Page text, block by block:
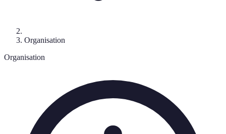
Organisation
Organisation